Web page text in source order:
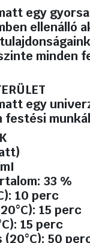
egy
ellenálló
minden
egy
festési
33 %
10 perc
15 perc
15 perc
(20°C): 50